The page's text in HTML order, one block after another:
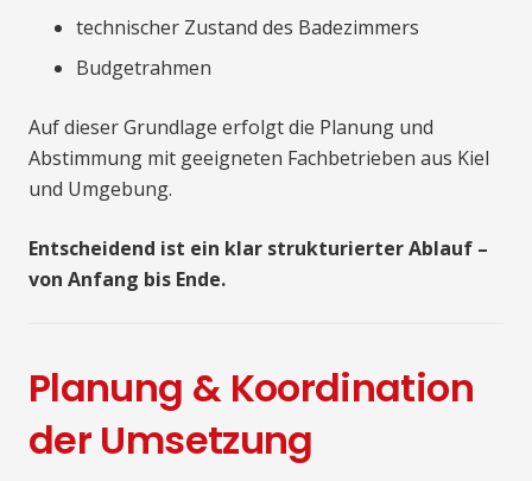
technischer Zustand des Badezimmers
Budgetrahmen
Auf dieser Grundlage erfolgt die Planung und
Abstimmung mit geeigneten Fachbetrieben aus Kiel
und Umgebung.
Entscheidend ist ein klar strukturierter Ablauf –
von Anfang bis Ende.
Planung & Koordination
der Umsetzung